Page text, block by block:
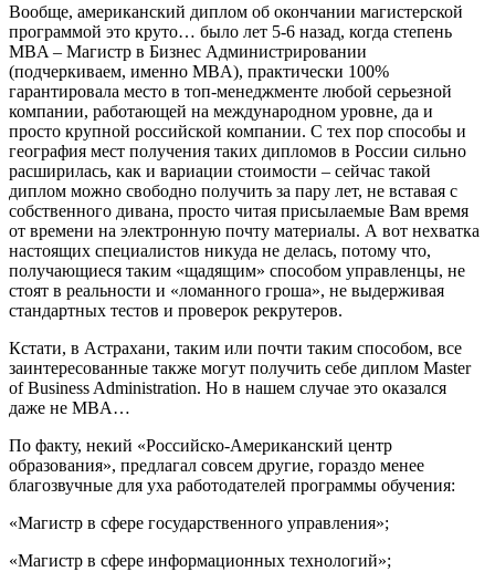
Вообще, американский диплом об окончании магистерской
программой это круто… было лет 5-6 назад, когда степень
MBA – Магистр в Бизнес Администрировании
(подчеркиваем, именно MBA), практически 100%
гарантировала место в топ-менеджменте любой серьезной
компании, работающей на международном уровне, да и
просто крупной российской компании. С тех пор способы и
география мест получения таких дипломов в России сильно
расширилась, как и вариации стоимости – сейчас такой
диплом можно свободно получить за пару лет, не вставая с
собственного дивана, просто читая присылаемые Вам время
от времени на электронную почту материалы. А вот нехватка
настоящих специалистов никуда не делась, потому что,
получающиеся таким «щадящим» способом управленцы, не
стоят в реальности и «ломанного гроша», не выдерживая
стандартных тестов и проверок рекрутеров.
Кстати, в Астрахани, таким или почти таким способом, все
заинтересованные также могут получить себе диплом Master
of Business Administration. Но в нашем случае это оказался
даже не MBA…
По факту, некий «Российско-Американский центр
образования», предлагал совсем другие, гораздо менее
благозвучные для уха работодателей программы обучения:
«Магистр в сфере государственного управления»;
«Магистр в сфере информационных технологий»;